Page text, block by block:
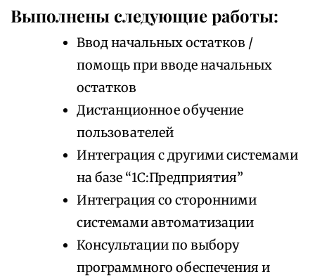
Выполнены следующие работы:
Ввод начальных остатков /
помощь при вводе начальных
остатков
Дистанционное обучение
пользователей
Интеграция с другими системами
на базе “1С:Предприятия”
Интеграция со сторонними
системами автоматизации
Консультации по выбору
программного обеспечения и